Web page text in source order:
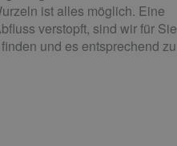
ist alles möglich. Eine
verstopft, sind wir für Sie
und es entsprechend zu